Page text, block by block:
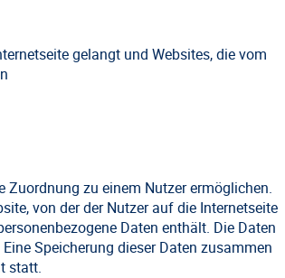
gelangt und Websites, die vom
Zuordnung zu einem Nutzer ermöglichen.
von der der Nutzer auf die Internetseite
Daten enthält. Die Daten
Speicherung dieser Daten zusammen
statt.